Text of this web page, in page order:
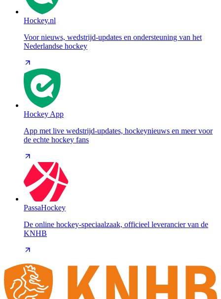
Hockey.nl
Voor nieuws, wedstrijd-updates en ondersteuning van het
Nederlandse hockey
Hockey App
App met live wedstrijd-updates, hockeynieuws en meer voor
de echte hockey fans
PassaHockey
De online hockey-speciaalzaak, officieel leverancier van de
KNHB